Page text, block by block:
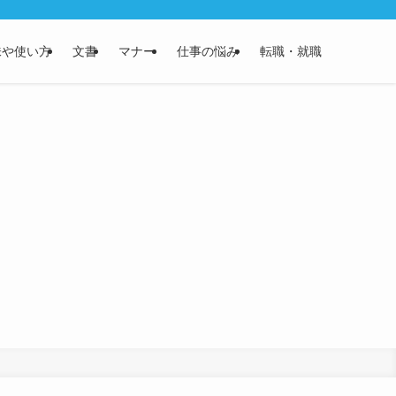
使い方 文書 マナー 仕事の悩み 転職・就職